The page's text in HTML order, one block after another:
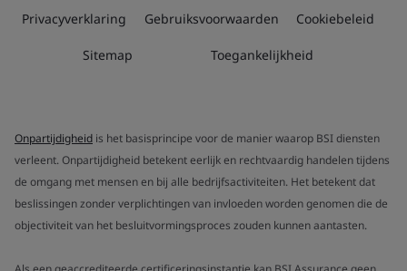
Privacyverklaring Gebruiksvoorwaarden Cookiebeleid
Sitemap Toegankelijkheid
Onpartijdigheid is het basisprincipe voor de manier waarop BSI diensten
verleent. Onpartijdigheid betekent eerlijk en rechtvaardig handelen tijdens
de omgang met mensen en bij alle bedrijfsactiviteiten. Het betekent dat
beslissingen zonder verplichtingen van invloeden worden genomen die de
objectiviteit van het besluitvormingsproces zouden kunnen aantasten.